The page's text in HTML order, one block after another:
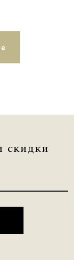
скидки